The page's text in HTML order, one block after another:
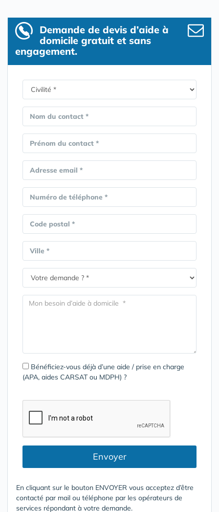
Demande de devis d’aide à
domicile gratuit et sans
engagement.
Nom du contact *
Prénom du contact *
Adresse email *
Numéro de téléphone *
Code postal *
Ville *
Bénéficiez-vous déjà d’une aide / prise en charge
(APA, aides CARSAT ou MDPH) ?
Envoyer
En cliquant sur le bouton ENVOYER vous acceptez d’être
contacté par mail ou téléphone par les opérateurs de
services répondant à votre demande.